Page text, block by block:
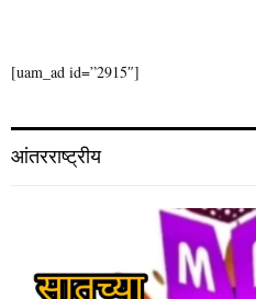
[uam_ad id=”2915″]
आंतरराष्ट्रीय